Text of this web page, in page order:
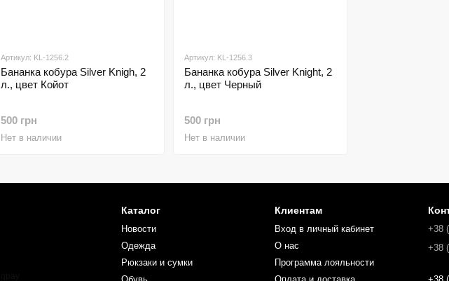
Артикул: KL-1256.2
Бананка кобура Silver Knigh, 2
л., цвет Койот
500 грн
Нет в наличии
Артикул: KL-1256.3
Бананка кобура Silver Knight, 2
л., цвет Черный
500 грн
Нет в наличии
Каталог
Новости
Одежда
Рюкзаки и сумки
Клиентам
Вход в личный кабинет
О нас
Программа лояльности
+38
+38